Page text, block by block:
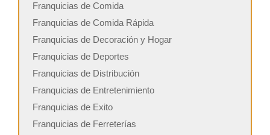
Franquicias de Comida
Franquicias de Comida Rápida
Franquicias de Decoración y Hogar
Franquicias de Deportes
Franquicias de Distribución
Franquicias de Entretenimiento
Franquicias de Exito
Franquicias de Ferreterías